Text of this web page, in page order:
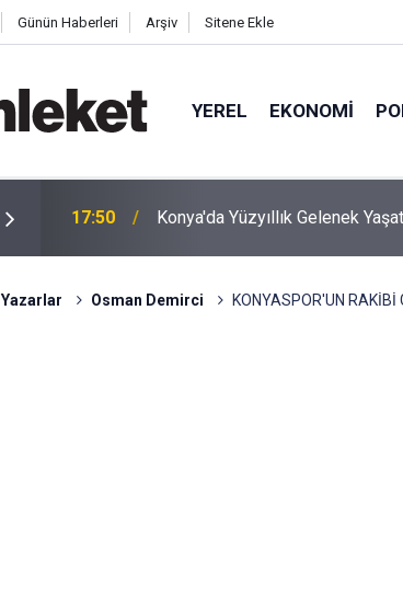
Günün Haberleri Arşiv Sitene Ekle
YEREL EKONOMI
17:48 İnsan İhmali Minik Carettanın
Yazarlar Osman Demirci KONYASPOR'UN RAKİBİ